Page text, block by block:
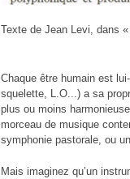
Texte de Jean Levi, dans
Chaque être humain est
squelette, L.O...) a sa
plus ou moins
morceau de musique
symphonie pastorale, ou
Mais imaginez qu’un